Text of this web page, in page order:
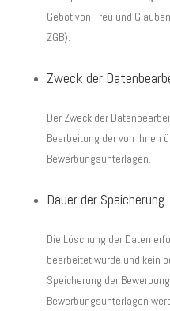
Gebot von Treu und
ZGB).
Zweck der
Der Zweck der
Bearbeitung der von Ihnen
Bewerbungsunterlagen.
Dauer der Speicherung
Die Löschung der Daten
bearbeitet wurde und kein
Speicherung der
Bewerbungsunterlagen